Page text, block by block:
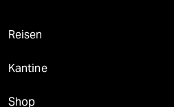
Reisen
Kantine
Shop